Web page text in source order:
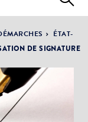
&
ÉTAT-
DE SIGNATURE